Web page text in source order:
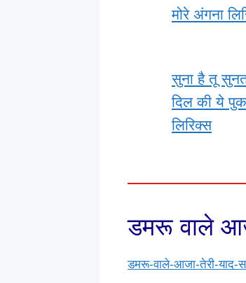
मोरे अंगना
सुना है तू
दिल की ये
लिरिक्स
डमरू वाले
डमरू-वाले-आजा-तेरी-याद-